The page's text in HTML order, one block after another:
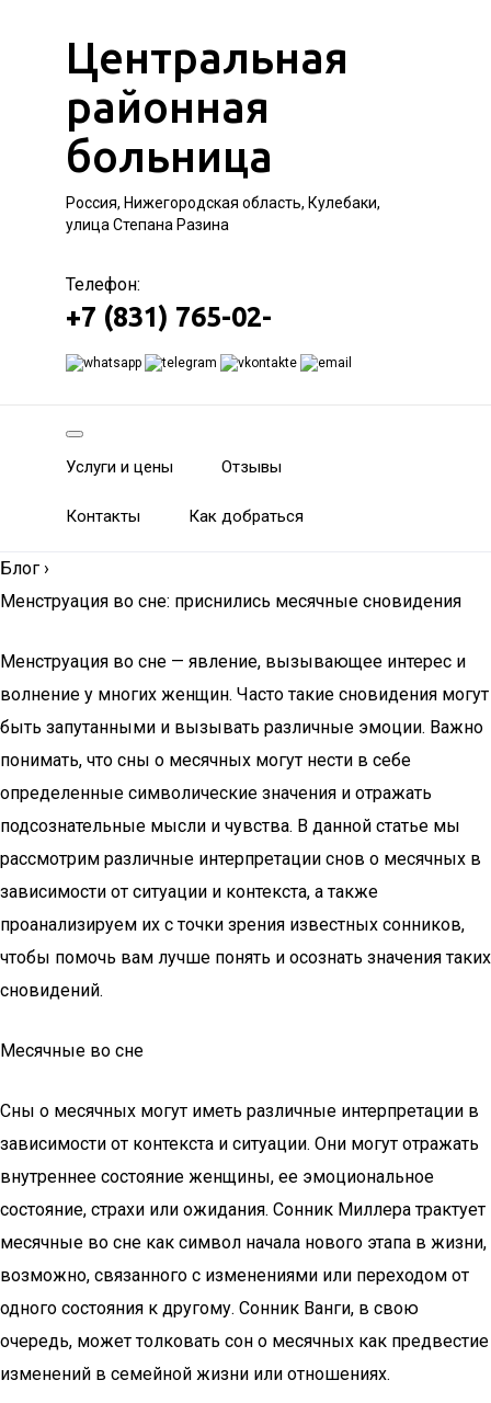
Центральная
районная
больница
Россия, Нижегородская область, Кулебаки,
улица Степана Разина
Телефон:
+7 (831) 765-02-
Услуги и цены Отзывы
Контакты Как добраться
Блог ›
Менструация во сне: приснились месячные сновидения
Менструация во сне — явление, вызывающее интерес и
волнение у многих женщин. Часто такие сновидения могут
быть запутанными и вызывать различные эмоции. Важно
понимать, что сны о месячных могут нести в себе
определенные символические значения и отражать
подсознательные мысли и чувства. В данной статье мы
рассмотрим различные интерпретации снов о месячных в
зависимости от ситуации и контекста, а также
проанализируем их с точки зрения известных сонников,
чтобы помочь вам лучше понять и осознать значения таких
сновидений.
Месячные во сне
Сны о месячных могут иметь различные интерпретации в
зависимости от контекста и ситуации. Они могут отражать
внутреннее состояние женщины, ее эмоциональное
состояние, страхи или ожидания. Сонник Миллера трактует
месячные во сне как символ начала нового этапа в жизни,
возможно, связанного с изменениями или переходом от
одного состояния к другому. Сонник Ванги, в свою
очередь, может толковать сон о месячных как предвестие
изменений в семейной жизни или отношениях.